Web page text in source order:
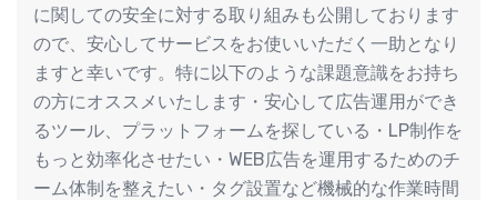
に関しての安全に対する取り組みも公開しております
ので、安心してサービスをお使いいただく一助となり
ますと幸いです。特に以下のような課題意識をお持ち
の方にオススメいたします・安心して広告運用ができ
るツール、プラットフォームを探している・LP制作を
もっと効率化させたい・WEB広告を運用するためのチ
ーム体制を整えたい・タグ設置など機械的な作業時間